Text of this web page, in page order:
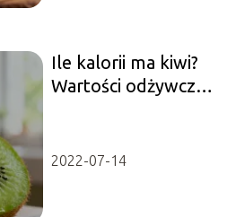
Ile kalorii ma kiwi?
Wartości odżywcze i
2022-07-14